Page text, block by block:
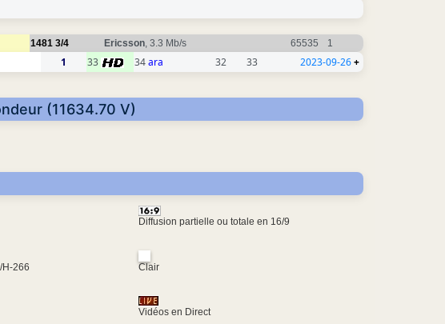
1481 3/4 Ericsson , 3.3 Mb/s 65535 1
1 33 34ara 32 33 2023-09-26+
(11634.70 V)
Diffusion partielle ou totale en 16/9
H-266 Clair
Vidéos en Direct